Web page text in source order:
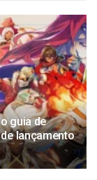
guia de
lançamento